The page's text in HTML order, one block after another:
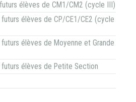
élèves de CM1/CM2 (cycle III)
élèves de CP/CE1/CE2 (cycle
élèves de Moyenne et Grande
futurs élèves de Petite Section